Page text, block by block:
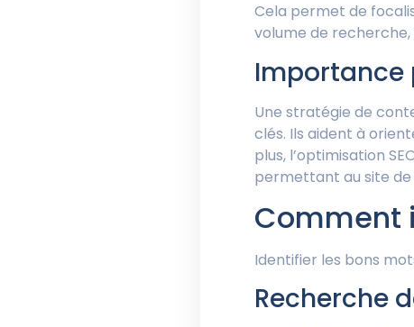
Cela permet de
volume de
Importance
Une stratégie de
clés. Ils aident à
plus, l’optimisation
permettant au site
Comment
Identifier les bons
Recherche